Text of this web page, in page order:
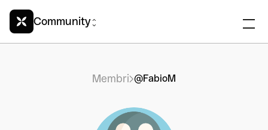
Community
Membri @FabioM